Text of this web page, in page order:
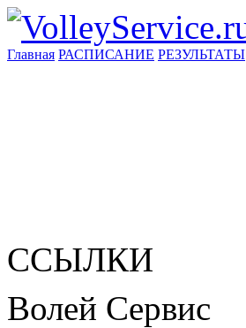
Главная РАСПИСАНИЕ РЕЗУЛЬТАТЫ
ССЫЛКИ
Волей Сервис